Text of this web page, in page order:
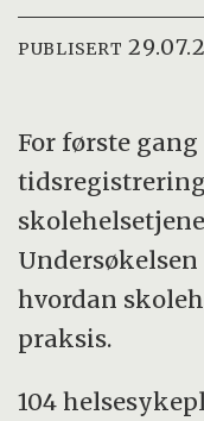
PUBLISERT
For første
hvordan
praksis.
104